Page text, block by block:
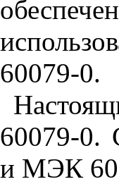
60079-0.
60079-0.
и МЭК